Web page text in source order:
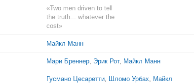
«Two men driven to tell
the truth... whatever the
cost»
Майкл Манн
Мари Бреннер, Эрик Рот, Майкл Манн
Гусмано Цесаретти, Шломо Урбах, Майкл